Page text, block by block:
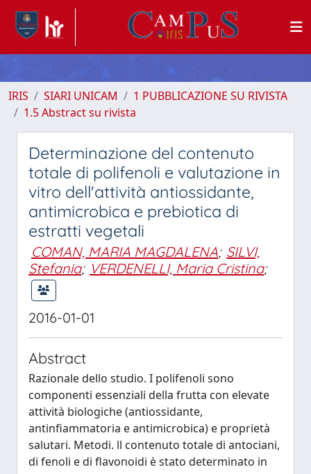
IRIS SIARI UNICAM
1 PUBBLICAZIONE SU RIVISTA
1.5 Abstract su rivista
Determinazione del contenuto
totale di polifenoli e valutazione in
vitro dell'attività antiossidante,
antimicrobica e prebiotica di
estratti vegetali
COMAN, MARIA MAGDALENA; SILVI,
Stefania; VERDENELLI, Maria Cristina;
2016-01-01
Abstract
Razionale dello studio. I polifenoli sono
componenti essenziali della frutta con elevate
attività biologiche (antiossidante,
antinfiammatoria e antimicrobica) e proprietà
salutari. Metodi. ll contenuto totale di antociani,
di fenoli e di flavonoidi è stato determinato in